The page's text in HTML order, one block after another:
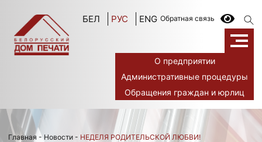
БЕЛ РУС ENG Обратная связь
О предприятии
Административные процедуры
Обращения граждан и юрлиц
Главная -Новости - НЕДЕЛЯ РОДИТЕЛЬСКОЙ ЛЮБВИ!